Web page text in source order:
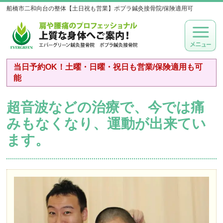
船橋市二和向台の整体【土日祝も営業】ポプラ鍼灸接骨院/保険適用可
当日予約OK！土曜・日曜・祝日も営業/保険適用も可
能
超音波などの治療で、今では痛
みもなくなり、運動が出来てい
ます。